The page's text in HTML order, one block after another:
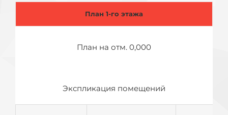
План 1-го этажа
План на отм. 0,000
Экспликация помещений